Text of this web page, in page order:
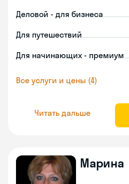
Деловой - для бизнеса
Для путешествий
Для начинающих - премиум
Все услуги и цены (4)
Читать дальше
Марина